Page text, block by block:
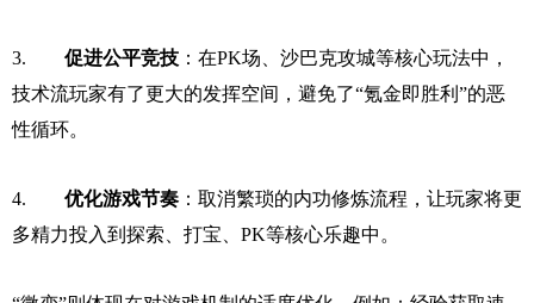
3. 促进公平竞技 ：在PK场、沙巴克攻城等核心玩法中，
技术流玩家有了更大的发挥空间，避免了“氪金即胜利”的恶
性循环。
4. 优化游戏节奏 ：取消繁琐的内功修炼流程，让玩家将更
多精力投入到探索、打宝、PK等核心乐趣中。